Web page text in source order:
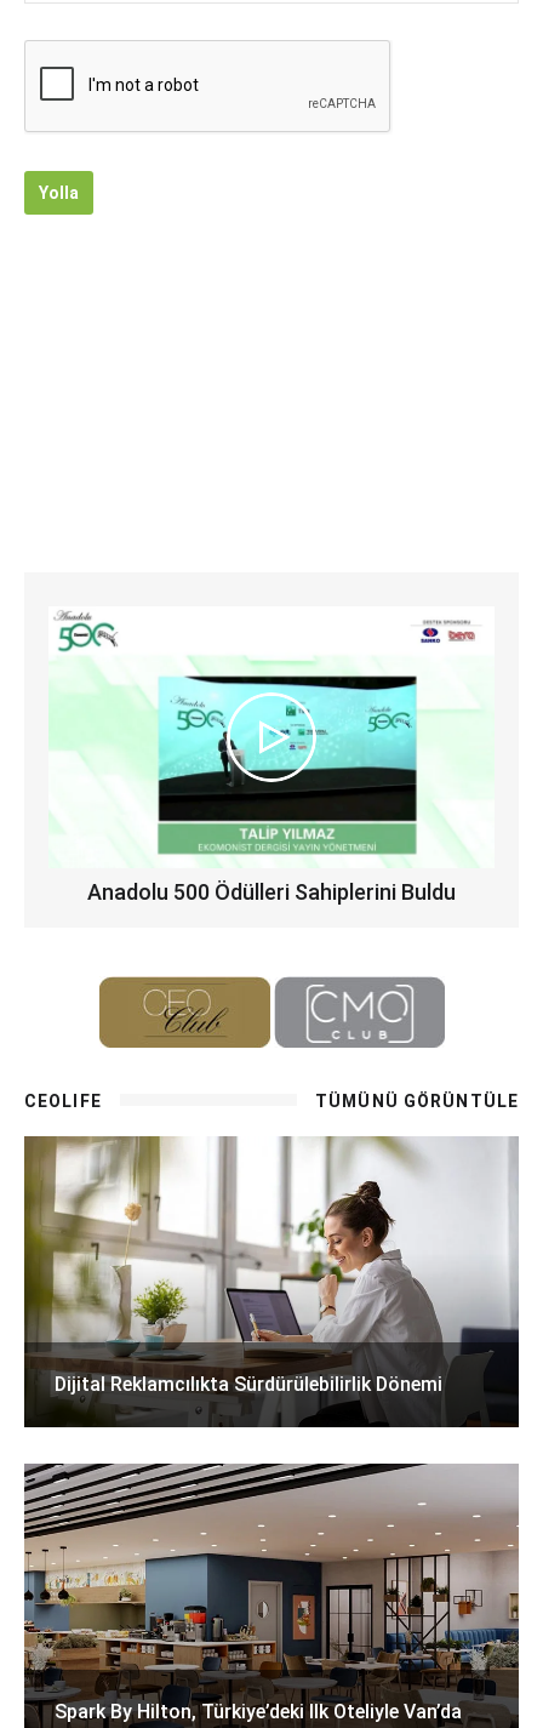
Yolla
Anadolu 500 Ödülleri Sahiplerini Buldu
CEOLIFE TÜMÜNÜ GÖRÜNTÜLE
Dijital Reklamcılıkta Sürdürülebilirlik Dönemi
Spark By Hilton, Türkiye’deki Ilk Oteliyle Van’da